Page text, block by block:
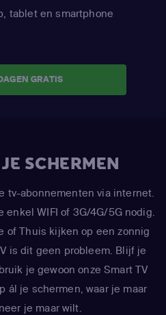
tablet en smartphone
GRATIS
SCHERMEN
tv-abonnementen via internet.
WIFI of 3G/4G/5G nodig.
of Thuis kijken op een zonnig
is dit geen probleem. Blijf je
je gewoon onze Smart TV
ál je schermen, waar je maar
je maar wilt.